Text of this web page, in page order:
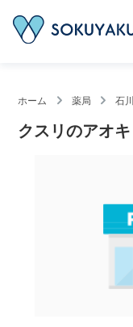
ホーム 薬局 石
クスリのアオ